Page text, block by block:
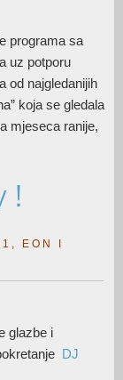
programa sa
uz potporu
od najgledanijih
koja se gledala
mjeseca ranije,
!
EON I
glazbe i
DJ